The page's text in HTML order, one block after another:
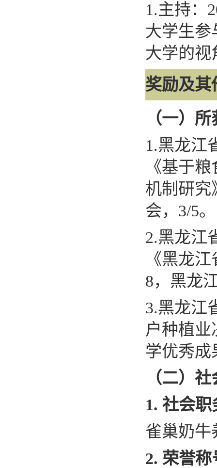
1.主持：
大学生参
大学的视
奖励及其
（一）
1.黑龙江
《基于
机制研究
会， 3/5。
2.黑龙江
《黑龙
8，黑龙
3.黑龙江
户种植
学优秀成
（二）
1. 社会职
雀巢奶牛
2. 荣誉称